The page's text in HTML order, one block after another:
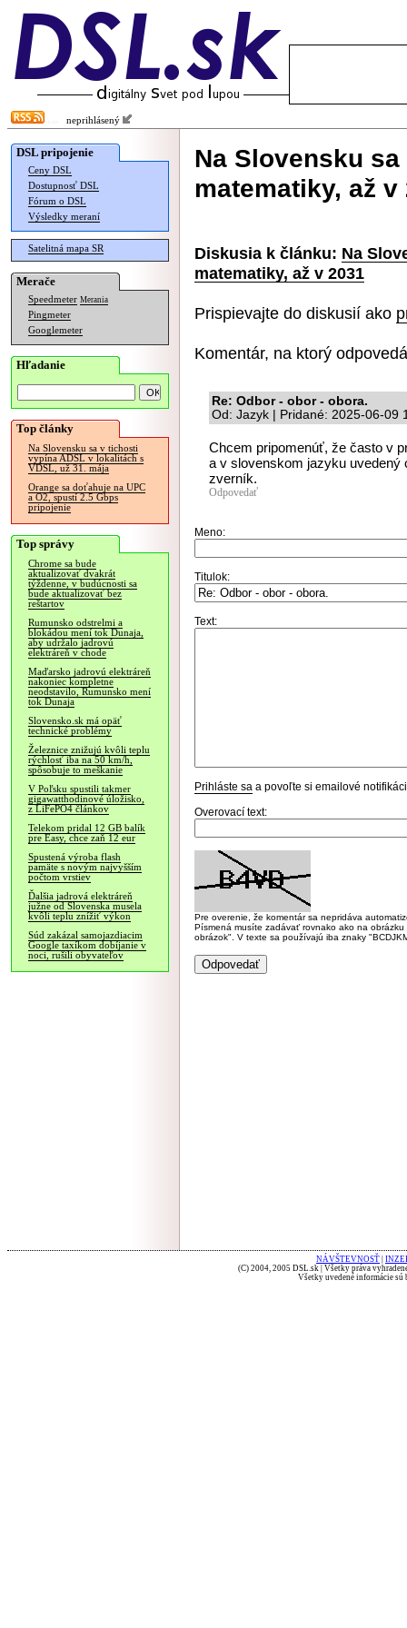
neprihlásený
DSL pripojenie
Ceny DSL
Dostupnosť DSL
Fórum o DSL
Výsledky meraní
Satelitná mapa SR
Merače
Speedmeter Merania
Pingmeter
Googlemeter
Hľadanie
Top články
Na Slovensku sa v tichosti
vypína ADSL v lokalitách s
VDSL, už 31. mája
Orange sa doťahuje na UPC
a O2, spustí 2.5 Gbps
pripojenie
Top správy
Chrome sa bude
aktualizovať dvakrát
týždenne, v budúcnosti sa
bude aktualizovať bez
reštartov
Rumunsko odstrelmi a
blokádou mení tok Dunaja,
aby udržalo jadrovú
elektráreň v chode
Maďarsko jadrovú elektráreň
nakoniec kompletne
neodstavilo, Rumunsko mení
tok Dunaja
Slovensko.sk má opäť
technické problémy
Železnice znižujú kvôli teplu
rýchlosť iba na 50 km/h,
spôsobuje to meškanie
V Poľsku spustili takmer
gigawatthodinové úložisko,
z LiFePO4 článkov
Telekom pridal 12 GB balík
pre Easy, chce zaň 12 eur
Spustená výroba flash
pamäte s novým najvyšším
počtom vrstiev
Ďalšia jadrová elektráreň
južne od Slovenska musela
kvôli teplu znížiť výkon
Súd zakázal samojazdiacim
Google taxíkom dobíjanie v
noci, rušili obyvateľov
Na Slovensku
matematiky, až v
Diskusia k článku: Na
matematiky, až v 2031
Prispievajte do diskusií ako
Komentár, na ktorý
Re: Odbor - obor - obora.
Od: Jazyk | Pridané: 2025-06-09
Chcem pripomenúť, že často v
a v slovenskom jazyku uvedený
zverník.
Odpovedať
Meno:
Titulok:
Text:
Prihláste sa a povoľte si emailové
Overovací text:
Pre overenie, že komentár sa nepridáva
Písmená musíte zadávať rovnako ako na
obrázok". V texte sa používajú iba znaky
NÁVŠTEVNOSŤ
(C) 2004, 2005 DSL.sk | Všetky práva
Všetky uvedené informácie sú